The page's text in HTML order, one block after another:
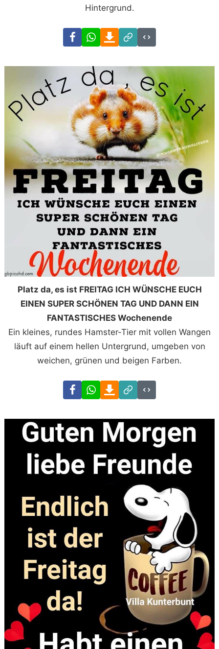
Hintergrund.
FacebookWhatsAppDownload
Link
Code
Platz da, es ist FREITAG ICH WÜNSCHE EUCH
EINEN SUPER SCHÖNEN TAG UND DANN EIN
FANTASTISCHES Wochenende
Ein kleines, rundes Hamster-Tier mit vollen Wangen
läuft auf einem hellen Untergrund, umgeben von
weichen, grünen und beigen Farben.
FacebookWhatsAppDownload
Link
Code